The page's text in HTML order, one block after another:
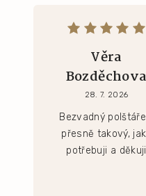
Věra
Bozděchova
28. 7. 2026
Bezvadný
přesně takový,
potřebuji a děkuji